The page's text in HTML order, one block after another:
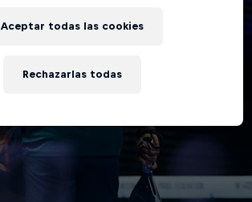
Rechazarlas todas
Aceptar todas las cookies